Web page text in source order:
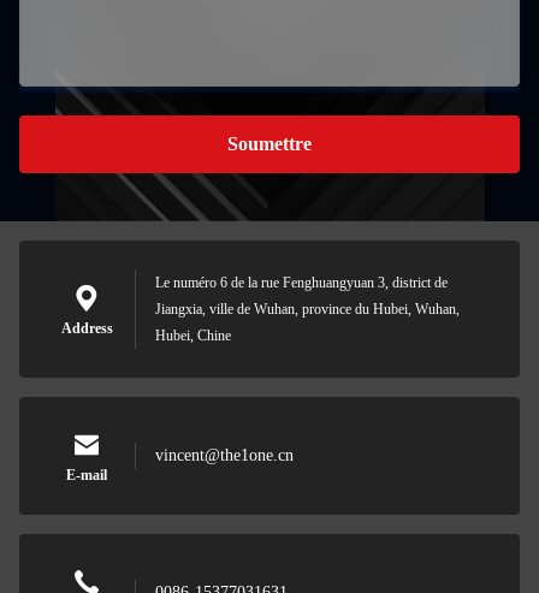
Soumettre
Address
Le numéro 6 de la rue Fenghuangyuan 3, district de
Jiangxia, ville de Wuhan, province du Hubei, Wuhan,
Hubei, Chine
E-mail
vincent@the1one.cn